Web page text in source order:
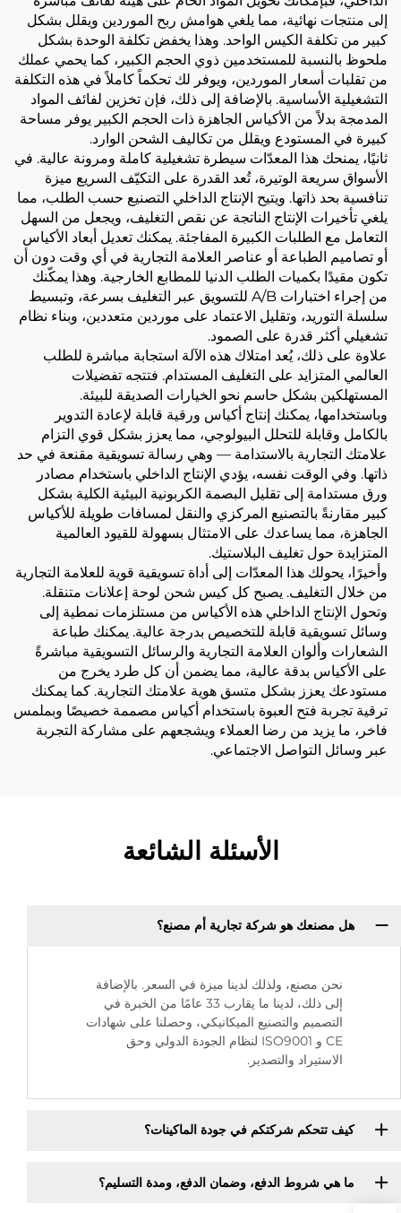
إلى منتجات نهائية، مما يلغي هوامش ربح الموردين ويقلل بشكل
كبير من تكلفة الكيس الواحد. وهذا يخفض تكلفة الوحدة بشكل
ملحوظ بالنسبة للمستخدمين ذوي الحجم الكبير، كما يحمي عملك
من تقلبات أسعار الموردين، ويوفر لك تحكماً كاملاً في هذه التكلفة
التشغيلية الأساسية. بالإضافة إلى ذلك، فإن تخزين لفائف المواد
المدمجة بدلاً من الأكياس الجاهزة ذات الحجم الكبير يوفر مساحة
كبيرة في المستودع ويقلل من تكاليف الشحن الوارد.
ثانيًا، يمنحك هذا المعدّات سيطرة تشغيلية كاملة ومرونة عالية. في
الأسواق سريعة الوتيرة، تُعد القدرة على التكيّف السريع ميزة
تنافسية بحد ذاتها. ويتيح الإنتاج الداخلي التصنيع حسب الطلب، مما
يلغي تأخيرات الإنتاج الناتجة عن نقص التغليف، ويجعل من السهل
التعامل مع الطلبات الكبيرة المفاجئة. يمكنك تعديل أبعاد الأكياس
أو تصاميم الطباعة أو عناصر العلامة التجارية في أي وقت دون أن
تكون مقيدًا بكميات الطلب الدنيا للمطابع الخارجية. وهذا يمكّنك
من إجراء اختبارات A/B للتسويق عبر التغليف بسرعة، وتبسيط
سلسلة التوريد، وتقليل الاعتماد على موردين متعددين، وبناء نظام
تشغيلي أكثر قدرة على الصمود.
علاوة على ذلك، يُعد امتلاك هذه الآلة استجابة مباشرة للطلب
العالمي المتزايد على التغليف المستدام. فتتجه تفضيلات
المستهلكين بشكل حاسم نحو الخيارات الصديقة للبيئة.
وباستخدامها، يمكنك إنتاج أكياس ورقية قابلة لإعادة التدوير
بالكامل وقابلة للتحلل البيولوجي، مما يعزز بشكل قوي التزام
علامتك التجارية بالاستدامة — وهي رسالة تسويقية مقنعة في حد
ذاتها. وفي الوقت نفسه، يؤدي الإنتاج الداخلي باستخدام مصادر
ورق مستدامة إلى تقليل البصمة الكربونية البيئية الكلية بشكل
كبير مقارنةً بالتصنيع المركزي والنقل لمسافات طويلة للأكياس
الجاهزة، مما يساعدك على الامتثال بسهولة للقيود العالمية
المتزايدة حول تغليف البلاستيك.
وأخيرًا، يحولك هذا المعدّات إلى أداة تسويقية قوية للعلامة التجارية
من خلال التغليف. يصبح كل كيس شحن لوحة إعلانات متنقلة.
وتحول الإنتاج الداخلي هذه الأكياس من مستلزمات نمطية إلى
وسائل تسويقية قابلة للتخصيص بدرجة عالية. يمكنك طباعة
الشعارات وألوان العلامة التجارية والرسائل التسويقية مباشرةً
على الأكياس بدقة عالية، مما يضمن أن كل طرد يخرج من
مستودعك يعزز بشكل متسق هوية علامتك التجارية. كما يمكنك
ترقية تجربة فتح العبوة باستخدام أكياس مصممة خصيصًا وبملمس
فاخر، ما يزيد من رضا العملاء ويشجعهم على مشاركة التجربة
عبر وسائل التواصل الاجتماعي.
الأسئلة الشائعة
هل مصنعك هو شركة تجارية أم مصنع؟
نحن مصنع، ولذلك لدينا ميزة في السعر. بالإضافة
إلى ذلك، لدينا ما يقارب 33 عامًا من الخبرة في
التصميم والتصنيع الميكانيكي، وحصلنا على شهادات
CE و ISO9001 لنظام الجودة الدولي وحق
الاستيراد والتصدير.
كيف تتحكم شركتكم في جودة الماكينات؟
ما هي شروط الدفع، وضمان الدفع، ومدة التسليم؟